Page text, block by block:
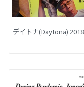
デイトナ(Daytona)